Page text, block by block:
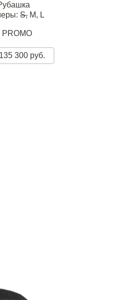
S, M, L
PROMO
135 300 руб.